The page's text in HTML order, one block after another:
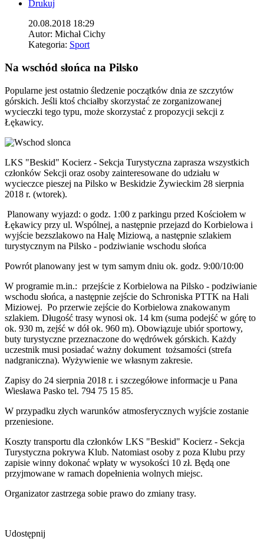
Drukuj
20.08.2018 18:29
Autor: Michał Cichy
Kategoria: Sport
Na wschód słońca na Pilsko
Popularne jest ostatnio śledzenie początków dnia ze szczytów
górskich. Jeśli ktoś chciałby skorzystać ze zorganizowanej
wycieczki tego typu, może skorzystać z propozycji sekcji z
Łękawicy.
LKS "Beskid" Kocierz - Sekcja Turystyczna zaprasza wszystkich
członków Sekcji oraz osoby zainteresowane do udziału w
wycieczce pieszej na Pilsko w Beskidzie Żywieckim 28 sierpnia
2018 r. (wtorek).
Planowany wyjazd: o godz. 1:00 z parkingu przed Kościołem w
Łękawicy przy ul. Wspólnej, a następnie przejazd do Korbielowa i
wyjście bezszlakowo na Halę Miziową, a następnie szlakiem
turystycznym na Pilsko - podziwianie wschodu słońca
Powrót planowany jest w tym samym dniu ok. godz. 9:00/10:00
W programie m.in.: przejście z Korbielowa na Pilsko - podziwianie
wschodu słońca, a następnie zejście do Schroniska PTTK na Hali
Miziowej. Po przerwie zejście do Korbielowa znakowanym
szlakiem. Długość trasy wynosi ok. 14 km (suma podejść w górę to
ok. 930 m, zejść w dół ok. 960 m). Obowiązuje ubiór sportowy,
buty turystyczne przeznaczone do wędrówek górskich. Każdy
uczestnik musi posiadać ważny dokument tożsamości (strefa
nadgraniczna). Wyżywienie we własnym zakresie.
Zapisy do 24 sierpnia 2018 r. i szczegółowe informacje u Pana
Wiesława Pasko tel. 794 75 15 85.
W przypadku złych warunków atmosferycznych wyjście zostanie
przeniesione.
Koszty transportu dla członków LKS "Beskid" Kocierz - Sekcja
Turystyczna pokrywa Klub. Natomiast osoby z poza Klubu przy
zapisie winny dokonać wpłaty w wysokości 10 zł. Będą one
przyjmowane w ramach dopełnienia wolnych miejsc.
Organizator zastrzega sobie prawo do zmiany trasy.
Udostępnij